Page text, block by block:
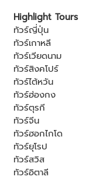
Highlight Tours
ทัวร์ญี่ปุ่น
ทัวร์เกาหลี
ทัวร์เวียดนาม
ทัวร์สิงคโปร์
ทัวร์ไต้หวัน
ทัวร์ฮ่องกง
ทัวร์ตุรกี
ทัวร์จีน
ทัวร์ฮอกไกโด
ทัวร์ยุโรป
ทัวร์สวิส
ทัวร์อิตาลี